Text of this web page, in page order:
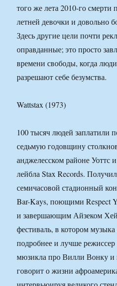
того же лета 2010-го смерти
летней девочки и довольно
Здесь другие цели почти
оправданные; это просто
времени свободы, когда
разрешают себе безумства.
Wattstax (1973)
100 тысяч людей заплатили
седьмую годовщину
анджелесском районе Уоттс
лейбла Stax Records.
семичасовой стадионный
Bar-Kays, поющими Respect
и завершающим Айзеком
фестиваль, в котором
подробнее и лучше
мюзикла про Вилли Вонку
говорит о жизни